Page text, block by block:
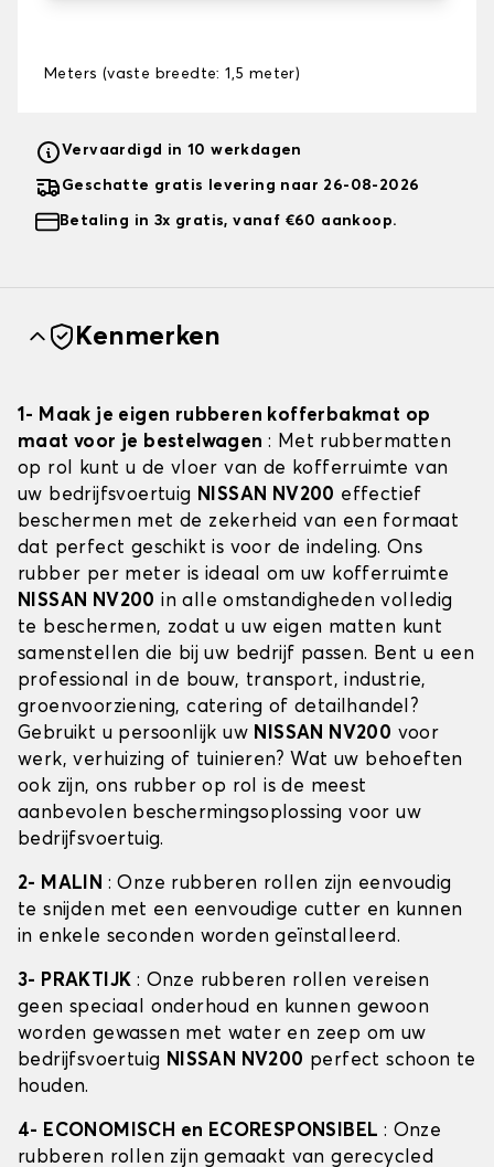
Meters (vaste breedte: 1,5 meter)
Vervaardigd in 10 werkdagen
Geschatte gratis levering naar 26-08-2026
Betaling in 3x gratis, vanaf €60 aankoop.
Kenmerken
1- Maak je eigen rubberen kofferbakmat op
maat voor je bestelwagen : Met rubbermatten
op rol kunt u de vloer van de kofferruimte van
uw bedrijfsvoertuig NISSAN NV200 effectief
beschermen met de zekerheid van een formaat
dat perfect geschikt is voor de indeling. Ons
rubber per meter is ideaal om uw kofferruimte
NISSAN NV200 in alle omstandigheden volledig
te beschermen, zodat u uw eigen matten kunt
samenstellen die bij uw bedrijf passen. Bent u een
professional in de bouw, transport, industrie,
groenvoorziening, catering of detailhandel?
Gebruikt u persoonlijk uw NISSAN NV200 voor
werk, verhuizing of tuinieren? Wat uw behoeften
ook zijn, ons rubber op rol is de meest
aanbevolen beschermingsoplossing voor uw
bedrijfsvoertuig.
2- MALIN : Onze rubberen rollen zijn eenvoudig
te snijden met een eenvoudige cutter en kunnen
in enkele seconden worden geïnstalleerd.
3- PRAKTIJK : Onze rubberen rollen vereisen
geen speciaal onderhoud en kunnen gewoon
worden gewassen met water en zeep om uw
bedrijfsvoertuig NISSAN NV200 perfect schoon te
houden.
4- ECONOMISCH en ECORESPONSIBEL : Onze
rubberen rollen zijn gemaakt van gerecycled